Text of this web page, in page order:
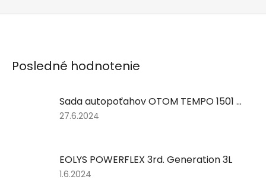
Posledné hodnotenie
Sada autopoťahov OTOM TEMPO 1501 BLACK NZ
Hodnotenie produktu je 5 z 5 hviezdičiek.
27.6.2024
EOLYS POWERFLEX 3rd. Generation 3L
Hodnotenie produktu je 5 z 5 hviezdičiek.
1.6.2024